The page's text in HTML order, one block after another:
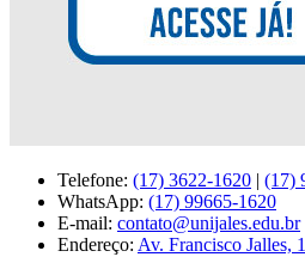
Telefone: (17) 3622-1620 | (17)
WhatsApp: (17) 99665-1620
E-mail: contato@unijales.edu.br
Endereço: Av. Francisco Jalles,